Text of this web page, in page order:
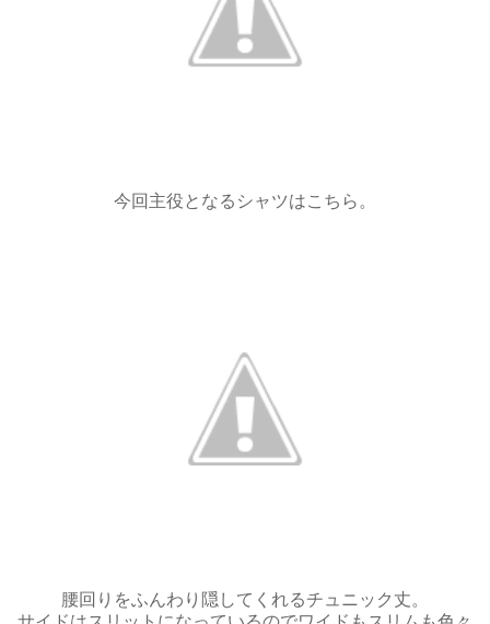
今回主役となるシャツはこちら。
腰回りをふんわり隠してくれるチュニック丈。